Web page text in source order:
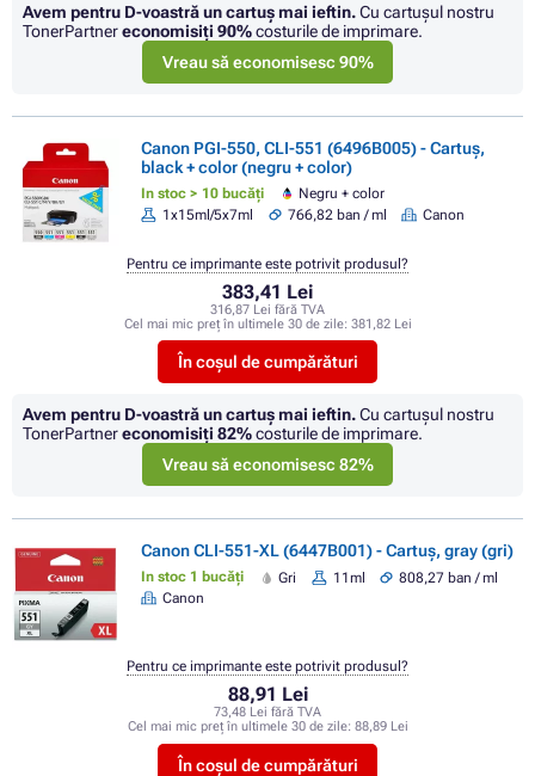
Avem pentru D-voastră un cartuș mai ieftin.Cu cartuşul nostru
TonerPartnereconomisiţi 90%costurile de imprimare.
Vreau să economisesc 90%
Canon PGI-550, CLI-551 (6496B005) - Cartuș,
black + color (negru + color)
In stoc > 10 bucăți
Negru + color
1x15ml/5x7ml
766,82 ban / ml Canon
383,41 Lei
316,87 Lei fără TVA
Cel mai mic preț în ultimele 30 de zile: 381,82 Lei
În coșul de cumpărături
Pentru ce imprimante este potrivit produsul?
Avem pentru D-voastră un cartuș mai ieftin.Cu cartuşul nostru
TonerPartnereconomisiţi 82%costurile de imprimare.
Vreau să economisesc 82%
Canon CLI-551-XL (6447B001) - Cartuș, gray (gri)
In stoc 1 bucăți Gri 11ml
808,27 ban / ml
Canon
88,91 Lei
73,48 Lei fără TVA
Cel mai mic preț în ultimele 30 de zile: 88,89 Lei
În coșul de cumpărături
Pentru ce imprimante este potrivit produsul?